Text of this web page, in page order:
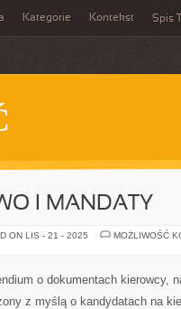
Kategorie Kontekst Spis
I MANDATY
ON LIS - 21 - 2025
MOŻLIWOŚĆ
o dokumentach kierowcy,
z myślą o kandydatach na